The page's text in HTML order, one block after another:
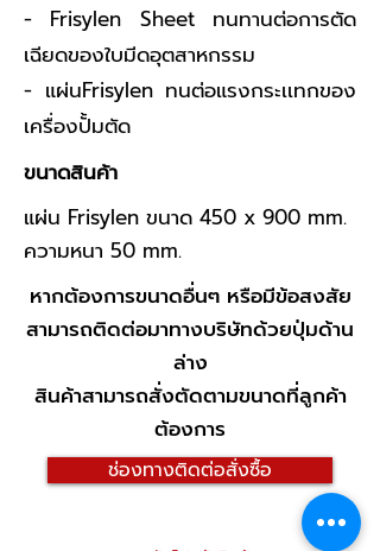
- Frisylen Sheet ทนทานต่อการตัด
เฉียดของใบมีดอุตสาหกรรม
- แผ่นFrisylen ทนต่อแรงกระเเทกของ
เครื่องปั้มตัด
ขนาดสินค้า
แผ่น Frisylen ขนาด 450 x 900 mm.
ความหนา 50 mm.
หากต้องการขนาดอื่นๆ หรือมีข้อสงสัย
สามารถติดต่อมาทางบริษัทด้วยปุ่มด้าน
ล่าง
สินค้าสามารถสั่งตัดตามขนาดที่ลูกค้า
ต้องการ
ช่องทางติดต่อสั่งซื้อ